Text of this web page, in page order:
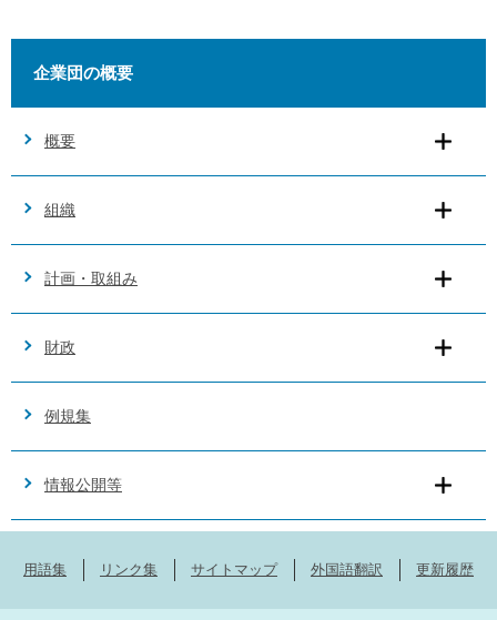
企業団の概要
概要
組織
計画・取組み
財政
例規集
情報公開等
用語集 リンク集 サイトマップ 外国語翻訳 更新履歴